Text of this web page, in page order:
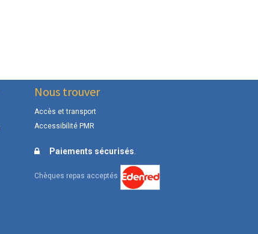
Nous trouver
Accès et transport
Accessibilité PMR
Paiements sécurisés.
Chèques repas acceptés